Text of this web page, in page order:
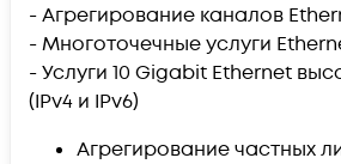
- Агрегирование каналов
- Многоточечные услуги
- Услуги 10 Gigabit Ethernet
(IPv4 и IPv6)
Агрегирование частных